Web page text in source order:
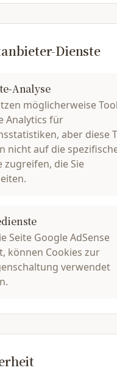
Dienste
Analyse
möglicherweise
Analytics für
aber diese
nicht auf die
zugreifen, die Sie
Seite Google AdSense
können Cookies zur
verwendet